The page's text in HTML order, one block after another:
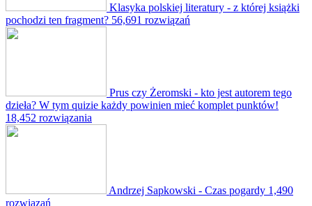
Klasyka polskiej literatury - z której książki
pochodzi ten fragment? 56,691 rozwiązań
Prus czy Żeromski - kto jest autorem tego
dzieła? W tym quizie każdy powinien mieć komplet punktów!
18,452 rozwiązania
Andrzej Sapkowski - Czas pogardy 1,490
rozwiązań